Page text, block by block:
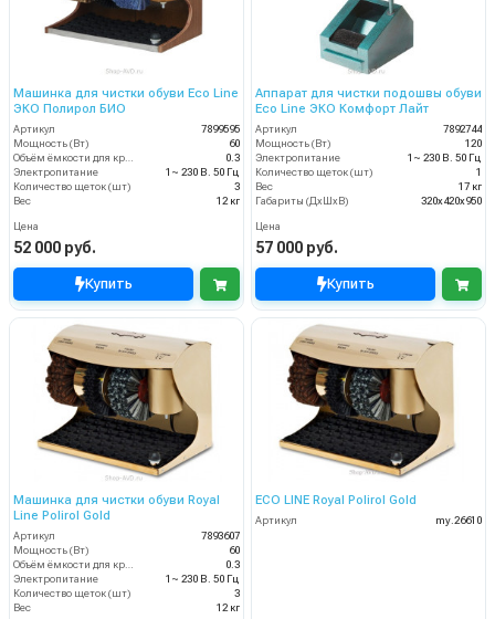
Машинка для чистки обуви Eco Line
ЭКО Полирол БИО
Артикул
7899595
Мощность (Вт)
60
Объём ёмкости для крема (л)
0.3
Электропитание
1~ 230 В. 50 Гц
Количество щеток (шт)
3
Вес
12 кг
Цена
52 000 руб.
Купить
Аппарат для чистки подошвы обуви
Eco Line ЭКО Комфорт Лайт
Артикул
7892744
Мощность (Вт)
120
Электропитание
1~ 230 В. 50 Гц
Количество щеток (шт)
1
Вес
17 кг
Габариты (ДхШхВ)
320х420х950
Цена
57 000 руб.
Купить
Машинка для чистки обуви Royal
Line Polirol Gold
Артикул
7893607
Мощность (Вт)
60
Объём ёмкости для крема (л)
0.3
Электропитание
1~ 230 В. 50 Гц
Количество щеток (шт)
3
Вес
12 кг
ECO LINE Royal Polirol Gold
Артикул my.26610